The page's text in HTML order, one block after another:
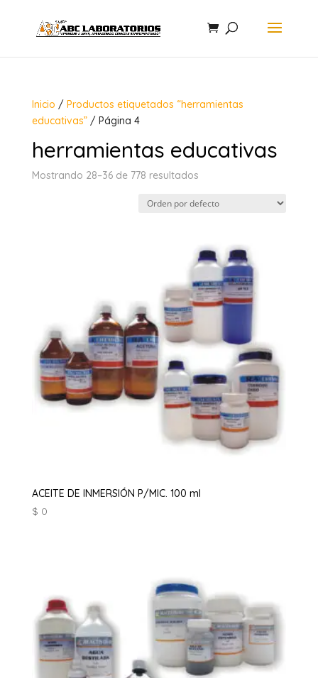
Inicio / Productos etiquetados “herramientas
educativas”/ Página 4
herramientas educativas
Mostrando 28–36 de 778 resultados
ACEITE DE INMERSIÓN P/MIC. 100 ml
$ 0